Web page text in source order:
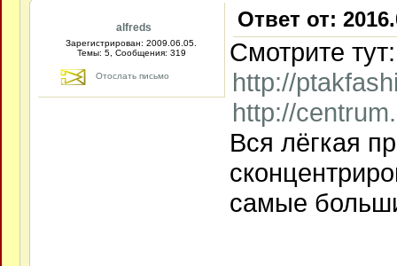
alfreds
Зарегистрирован: 2009.06.05.
Темы: 5, Сообщения: 319
Отослать письмо
Ответ от:
Смотрите тут:
http://
http://
Вся лёгкая
самые